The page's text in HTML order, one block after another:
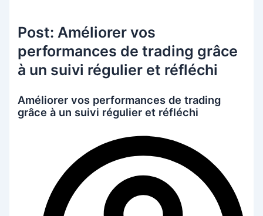
Post: Améliorer vos
performances de trading grâce
à un suivi régulier et réfléchi
Améliorer vos performances de trading
grâce à un suivi régulier et réfléchi